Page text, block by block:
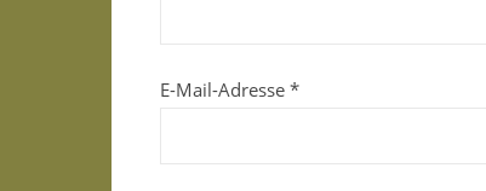
E-Mail-Adresse *